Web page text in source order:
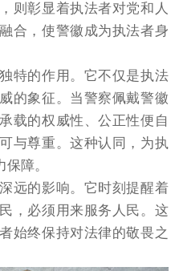
则彰显着执法者对党和人
合，使警徽成为执法者身
特的作用。它不仅是执法
的象征。当警察佩戴警徽
载的权威性、公正性便自
与尊重。这种认同，为执
障。
远的影响。它时刻提醒着
，必须用来服务人民。这
始终保持对法律的敬畏之